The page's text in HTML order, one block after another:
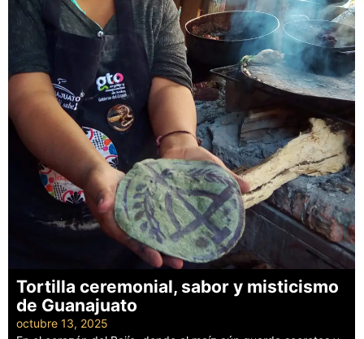
Tortilla ceremonial, sabor y misticismo
de Guanajuato
octubre 13, 2025